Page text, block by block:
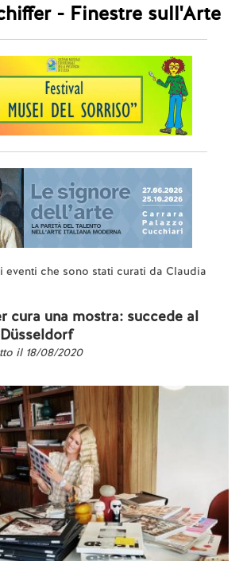
- Finestre sull'Arte
eventi che sono stati curati da Claudia
cura una mostra: succede al
il 18/08/2020